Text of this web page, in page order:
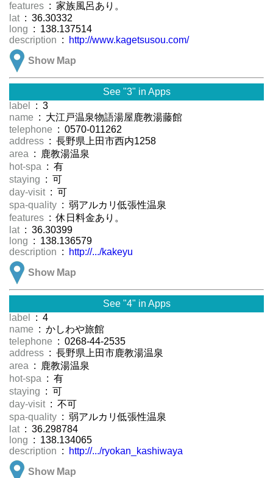
features : 家族風呂あり。
lat : 36.30332
long : 138.137514
description :
http://www.kagetsusou.com/
Show Map
See "3" in Apps
label
: 3
name : 大江戸温泉物語湯屋鹿教湯藤館
telephone : 0570-011262
address : 長野県上田市西内1258
area : 鹿教湯温泉
hot-spa : 有
staying : 可
day-visit : 可
spa-quality : 弱アルカリ低張性温泉
features : 休日料金あり。
lat : 36.30399
long : 138.136579
description :
http://.../kakeyu
Show Map
See "4" in Apps
label
: 4
name : かしわや旅館
telephone : 0268-44-2535
address : 長野県上田市鹿教湯温泉
area : 鹿教湯温泉
hot-spa : 有
staying : 可
day-visit : 不可
spa-quality : 弱アルカリ低張性温泉
lat : 36.298784
long : 138.134065
description :
http://.../ryokan_kashiwaya
Show Map